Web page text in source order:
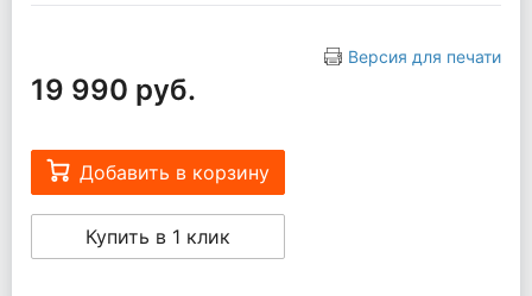
Версия для печати
19 990 руб.
Добавить в корзину
Купить в 1 клик